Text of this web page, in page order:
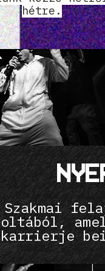
hétre.
Szakmai
karrierje